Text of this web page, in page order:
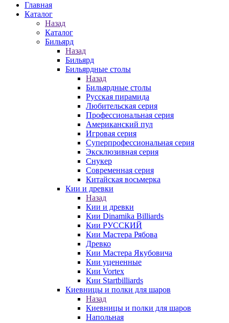
Главная
Каталог
Назад
Каталог
Бильярд
Назад
Бильярд
Бильярдные столы
Назад
Бильярдные столы
Русская пирамида
Любительская серия
Профессиональная серия
Американский пул
Игровая серия
Суперпрофессиональная серия
Эксклюзивная серия
Снукер
Современная серия
Китайская восьмерка
Кии и древки
Назад
Кии и древки
Кии Dinamika Billiards
Кии РУССКИЙ
Кии Мастера Рябова
Древко
Кии Мастера Якубовича
Кии уцененные
Кии Vortex
Кии Startbilliards
Киевницы и полки для шаров
Назад
Киевницы и полки для шаров
Напольная